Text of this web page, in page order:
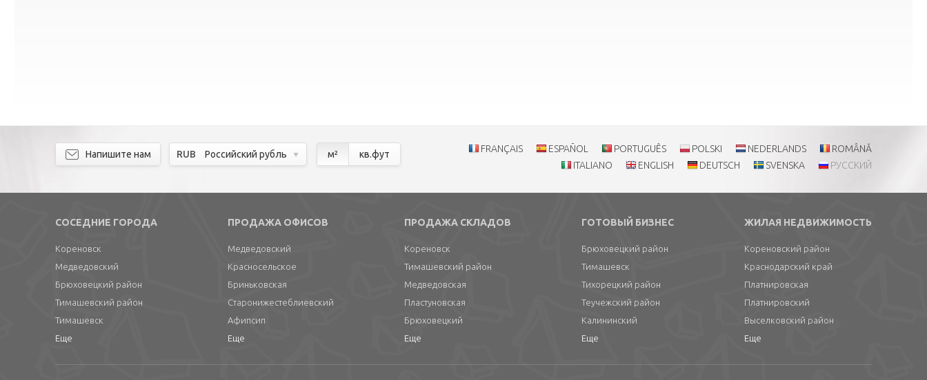
Напишите нам RUB Российский рубль м² кв.фут FRANÇAIS ESPAÑOL PORTUGUÊS POLSKI NEDERLANDS
ROMÂNĂ
ITALIANO
ENGLISH DEUTSCH SVENSKA РУССКИЙ
СОСЕДНИЕ ГОРОДА
Кореновск
Медведовский
Брюховецкий район
Тимашевский район
Тимашевск
Еще
ПРОДАЖА ОФИСОВ
Медведовский
Красносельское
Бриньковская
Старонижестеблиевский
Афипсип
Еще
ПРОДАЖА СКЛАДОВ
Кореновск
Тимашевский район
Медведовская
Пластуновская
Брюховецкий
Еще
ГОТОВЫЙ БИЗНЕС
Брюховецкий район
Тимашевск
Тихорецкий район
Теучежский район
Калининский
Еще
ЖИЛАЯ НЕДВИЖИМОСТЬ
Кореновский район
Краснодарский край
Платнировская
Платнировский
Выселковский район
Еще